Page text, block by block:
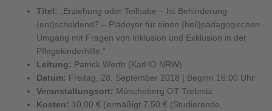
Titel: „Erziehung oder Teilhabe – Ist Behinderung
(ent)scheidend? – Plädoyer für einen (heil)pädagogischen
Umgang mit Fragen von Inklusion und Exklusion in der
Pflegekinderhilfe.“
Leitung: Patrick Werth (KatHO NRW)
Datum: Freitag, 28. September 2018 | Beginn 16:00 Uhr
Veranstaltungsort: Müncheberg OT Trebnitz
Kosten: 10,00 € (ermäßigt 7,50 € (Studierende,